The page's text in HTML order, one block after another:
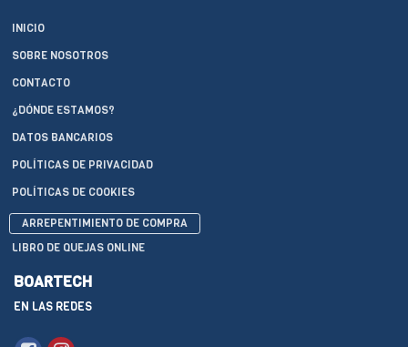
INICIO
SOBRE NOSOTROS
CONTACTO
¿DÓNDE ESTAMOS?
DATOS BANCARIOS
POLÍTICAS DE PRIVACIDAD
POLÍTICAS DE COOKIES
ARREPENTIMIENTO DE COMPRA
LIBRO DE QUEJAS ONLINE
BOARTECH
EN LAS REDES